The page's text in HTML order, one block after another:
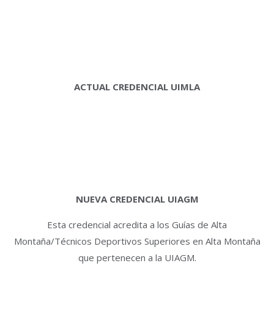
ACTUAL CREDENCIAL UIMLA
NUEVA CREDENCIAL UIAGM
Esta credencial acredita a los Guías de Alta
Montaña/Técnicos Deportivos Superiores en Alta Montaña
que pertenecen a la UIAGM.